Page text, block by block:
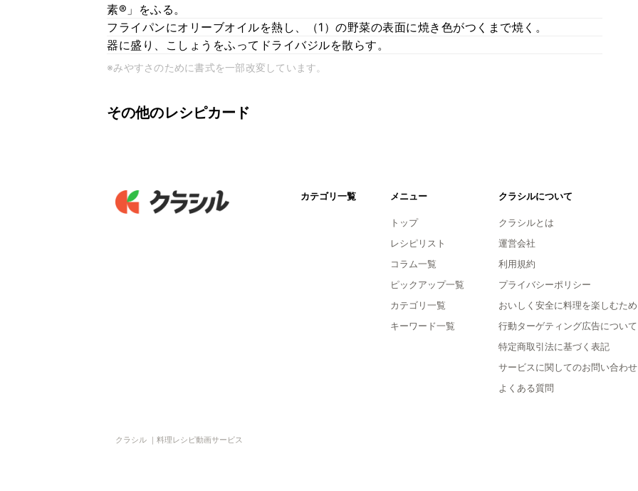
素®」をふる。
フライパンにオリーブオイルを熱し、（1）の野菜の表面に焼き色がつくまで焼く。
器に盛り、こしょうをふってドライバジルを散らす。
※みやすさのために書式を一部改変しています。
その他のレシピカード
カテゴリ一覧 メニュー
トップ
レシピリスト
コラム一覧
ピックアップ一覧
カテゴリ一覧
キーワード一覧
クラシルについて
クラシルとは
運営会社
利用規約
プライバシーポリシー
おいしく安全に料理を楽しむため
行動ターゲティング広告について
特定商取引法に基づく表記
サービスに関してのお問い合わせ
よくある質問
クラシル ｜料理レシピ動画サービス